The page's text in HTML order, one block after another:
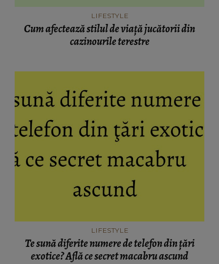
LIFESTYLE
Cum afectează stilul de viaţă jucătorii din
cazinourile terestre
LIFESTYLE
Te sună diferite numere de telefon din ţări
exotice? Află ce secret macabru ascund